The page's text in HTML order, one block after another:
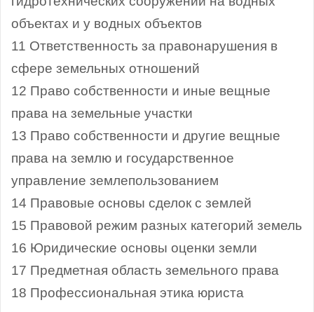
объектах и у водных объектов
11 Ответственность за правонарушения в
сфере земельных отношений
12 Право собственности и иные вещные
права на земельные участки
13 Право собственности и другие вещные
права на землю и государственное
управление землепользованием
14 Правовые основы сделок с землей
15 Правовой режим разных категорий земель
16 Юридические основы оценки земли
17 Предметная область земельного права
18 Профессиональная этика юриста